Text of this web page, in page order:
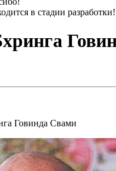
в стадии разработки!
Говинда Свами